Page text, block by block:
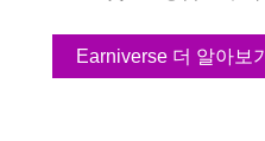
Earniverse 더 알아보기